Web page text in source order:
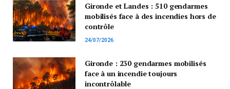
Gironde et Landes : 510 gendarmes
mobilisés face à des incendies hors de
contrôle
24/07/2026
Gironde : 230 gendarmes mobilisés
face à un incendie toujours
incontrôlable